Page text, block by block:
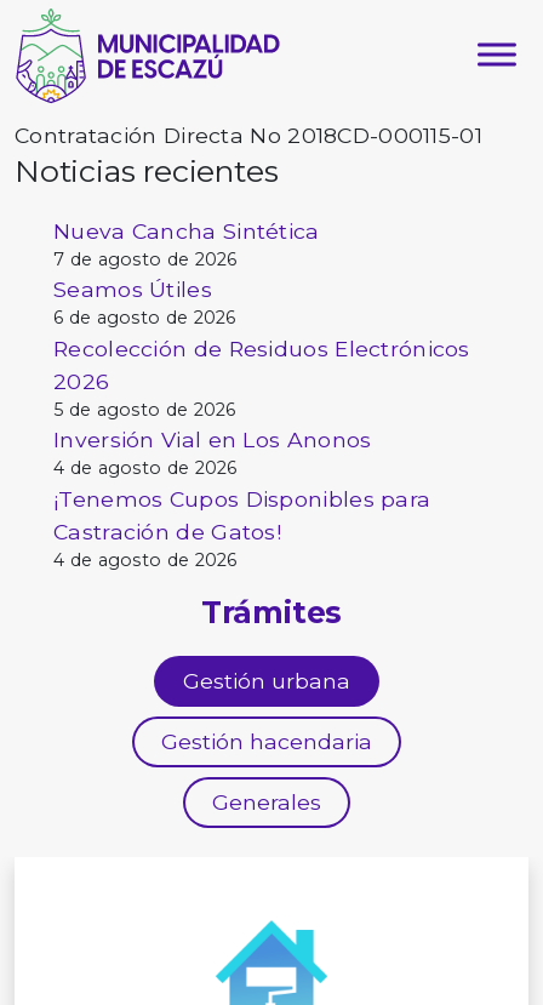
Contratación Directa No 2018CD-000115-01
Noticias recientes
Nueva Cancha Sintética
7 de agosto de 2026
Seamos Útiles
6 de agosto de 2026
Recolección de Residuos Electrónicos
2026
5 de agosto de 2026
Inversión Vial en Los Anonos
4 de agosto de 2026
¡Tenemos Cupos Disponibles para
Castración de Gatos!
4 de agosto de 2026
Trámites
Gestión urbana
Gestión hacendaria
Generales